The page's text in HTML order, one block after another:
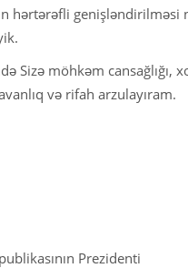
hərtərəfli
Sizə möhkəm
və rifah arzulayıram.
Prezidenti